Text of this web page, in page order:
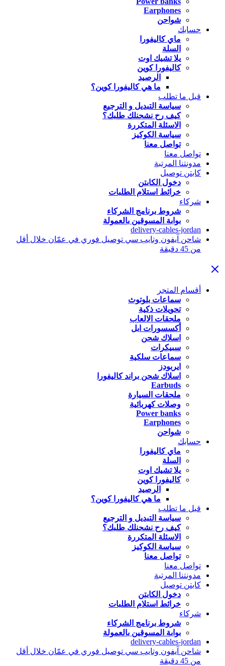
Earphones
شواحن
حسابك
ماي كاليفورا
السلة
يلا تشيك اوت
كاليفورا كوين
الرصيد
ما هي كاليفورا كوين؟
قبل ما تطلب
سياسة التبديل و الترجيع
كيف رح نشحنلك طلبك؟
الاسئلة المتكررة
سياسة الكوكيز
تواصل معنا
تواصل معنا
مدونتنا المرتبة
كابتن توصيل
دخول الكابتن
خرائط استلام الطلبات
شركاء
شروط برنامج الشركاء
بوابة المسوقين بالعمولة
delivery-cables-jordan
شاحن آيفون وتايب سي توصيل فوري في عمّان خلال أقل
من 45 دقيقة
أقسام المتجر
سماعات بلوتوث
تحويلات ذكية
ملحقات الالعاب
أكسسورات ابل
اسلاك شحن
سبيكرات
سماعات سلكية
ايربودز
اسلاك شحن براند كاليفورا
Earbuds
ملحقات السيارة
وصلات كهربائية
Power banks
Earphones
شواحن
حسابك
ماي كاليفورا
السلة
يلا تشيك اوت
كاليفورا كوين
الرصيد
ما هي كاليفورا كوين؟
قبل ما تطلب
سياسة التبديل و الترجيع
كيف رح نشحنلك طلبك؟
الاسئلة المتكررة
سياسة الكوكيز
تواصل معنا
تواصل معنا
مدونتنا المرتبة
كابتن توصيل
دخول الكابتن
خرائط استلام الطلبات
شركاء
شروط برنامج الشركاء
بوابة المسوقين بالعمولة
delivery-cables-jordan
شاحن آيفون وتايب سي توصيل فوري في عمّان خلال أقل
من 45 دقيقة